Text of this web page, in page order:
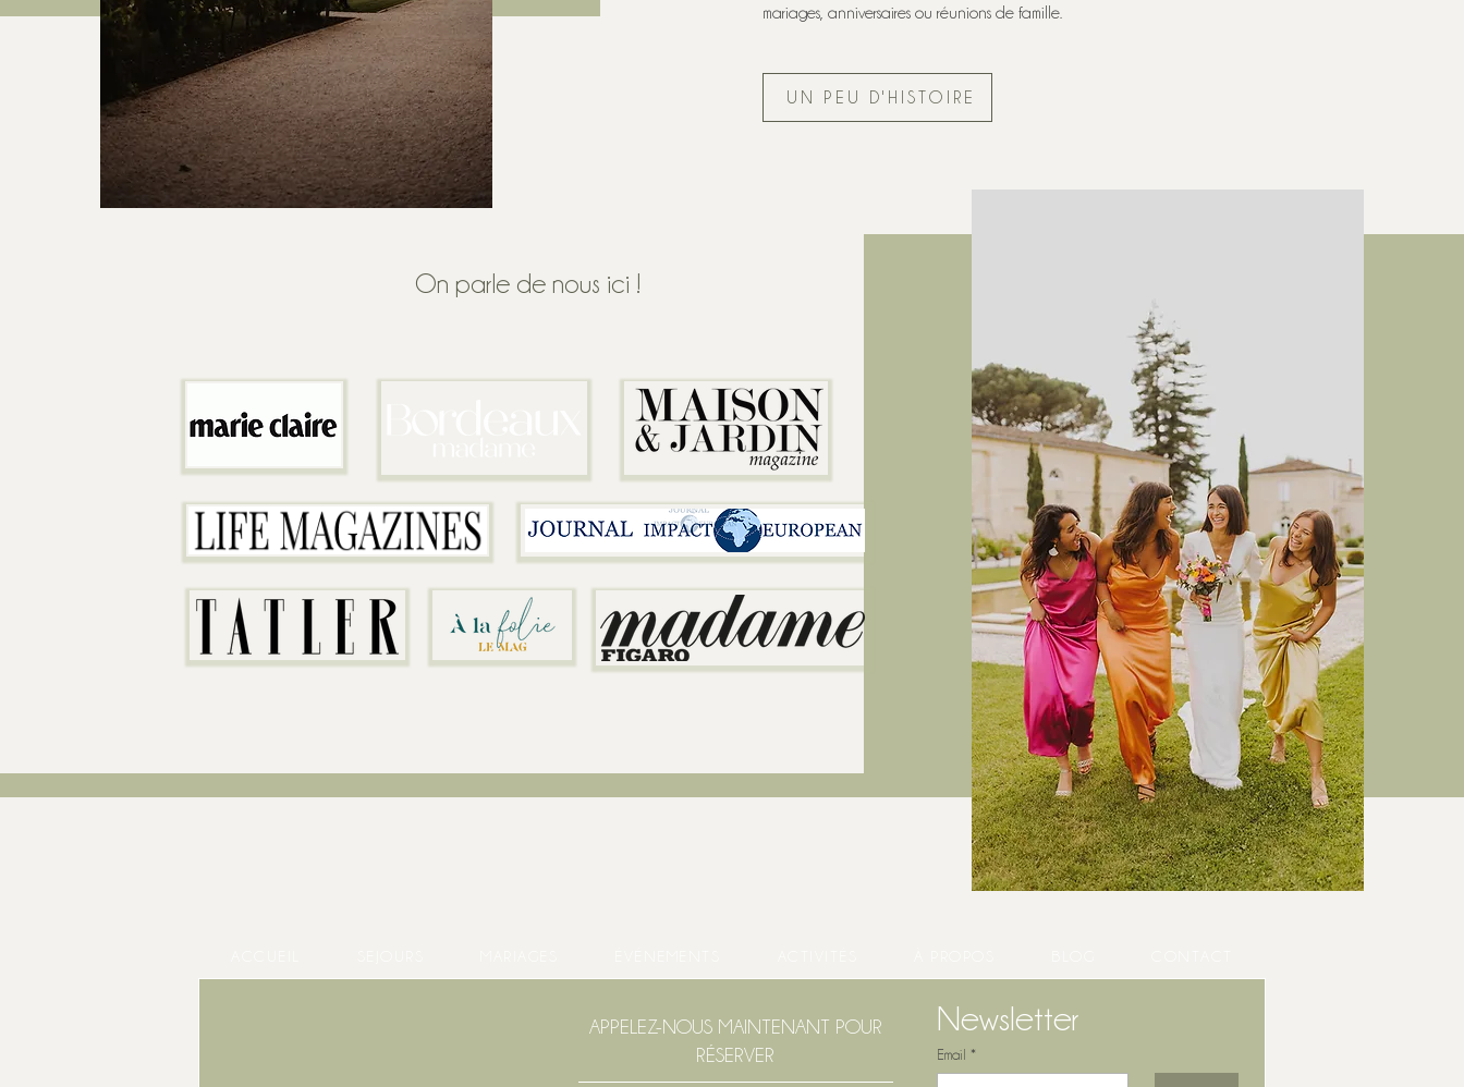
mariages, anniversaires ou réunions de famille.
UN PEU D'HISTOIRE
On parle de nous ici !
APPELEZ-NOUS MAINTENANT POUR
RÉSERVER
Newsletter
Email *